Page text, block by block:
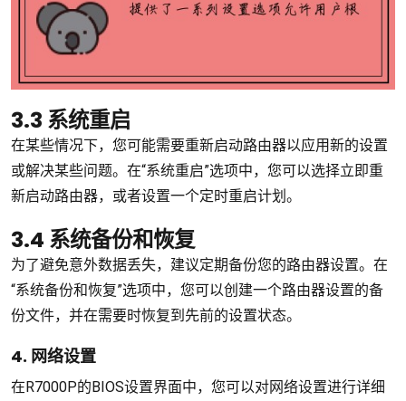
3.3 系统重启
在某些情况下，您可能需要重新启动路由器以应用新的设置
或解决某些问题。在“系统重启”选项中，您可以选择立即重
新启动路由器，或者设置一个定时重启计划。
3.4 系统备份和恢复
为了避免意外数据丢失，建议定期备份您的路由器设置。在
“系统备份和恢复”选项中，您可以创建一个路由器设置的备
份文件，并在需要时恢复到先前的设置状态。
4. 网络设置
在R7000P的BIOS设置界面中，您可以对网络设置进行详细